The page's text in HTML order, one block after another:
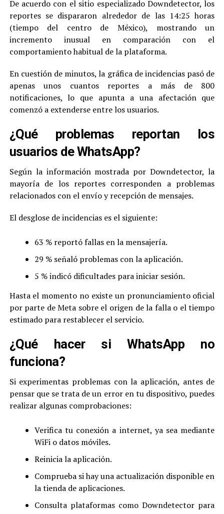
De acuerdo con el sitio especializado Downdetector, los
reportes se dispararon alrededor de las 14:25 horas
(tiempo del centro de México), mostrando un
incremento inusual en comparación con el
comportamiento habitual de la plataforma.
En cuestión de minutos, la gráfica de incidencias pasó de
apenas unos cuantos reportes a más de 800
notificaciones, lo que apunta a una afectación que
comenzó a extenderse entre los usuarios.
¿Qué problemas reportan los
usuarios de WhatsApp?
Según la información mostrada por Downdetector, la
mayoría de los reportes corresponden a problemas
relacionados con el envío y recepción de mensajes.
El desglose de incidencias es el siguiente:
63 % reportó fallas en la mensajería.
29 % señaló problemas con la aplicación.
5 % indicó dificultades para iniciar sesión.
Hasta el momento no existe un pronunciamiento oficial
por parte de Meta sobre el origen de la falla o el tiempo
estimado para restablecer el servicio.
¿Qué hacer si WhatsApp no
funciona?
Si experimentas problemas con la aplicación, antes de
pensar que se trata de un error en tu dispositivo, puedes
realizar algunas comprobaciones:
Verifica tu conexión a internet, ya sea mediante
WiFi o datos móviles.
Reinicia la aplicación.
Comprueba si hay una actualización disponible en
la tienda de aplicaciones.
Consulta plataformas como Downdetector para